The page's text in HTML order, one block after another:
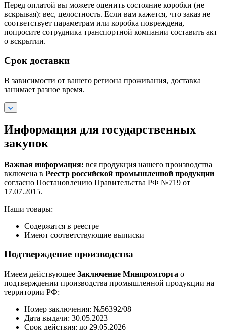
Перед оплатой вы можете оценить состояние коробки (не
вскрывая): вес, целостность. Если вам кажется, что заказ не
соответствует параметрам или коробка повреждена,
попросите сотрудника транспортной компании составить акт
о вскрытии.
Срок доставки
В зависимости от вашего региона проживания, доставка
занимает разное время.
Информация для государственных
закупок
Важная информация: вся продукция нашего производства
включена в Реестр российской промышленной продукции
согласно Постановлению Правительства РФ №719 от
17.07.2015.
Наши товары:
Содержатся в реестре
Имеют соответствующие выписки
Подтверждение производства
Имеем действующее Заключение Минпромторга о
подтверждении производства промышленной продукции на
территории РФ:
Номер заключения: №56392/08
Дата выдачи: 30.05.2023
Срок действия: до 29.05.2026